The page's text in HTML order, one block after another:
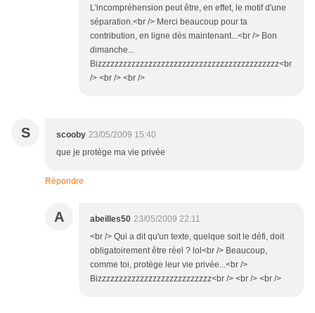
L'incompréhension peut être, en effet, le motif d'une
séparation.<br /> Merci beaucoup pour ta
contribution, en ligne dès maintenant...<br /> Bon
dimanche...
Bizzzzzzzzzzzzzzzzzzzzzzzzzzzzzzzzzzzzzzzzzzz<br
/> <br /> <br />
S scooby 23/05/2009 15:40
que je protège ma vie privée
Répondre
A abeilles50 23/05/2009 22:11
<br /> Qui a dit qu'un texte, quelque soit le défi, doit
obligatoirement être réel ? lol<br /> Beaucoup,
comme toi, protège leur vie privée...<br />
Bizzzzzzzzzzzzzzzzzzzzzzzzzzz<br /> <br /> <br />